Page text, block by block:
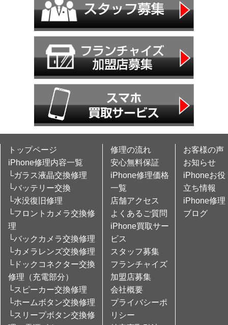
トップページ
iPhone修理内容一覧
└ガラス液晶交換修理
└バッテリー交換
└水没復旧修理
└フロントカメラ交換修
理
└バックカメラ交換修理
└カメラレンズ交換修理
└ドックコネクター交換
修理（充電部分）
└スピーカー交換修理
└ホームボタン交換修理
└スリープボタン交換修
修理の流れ
安心無料保証
iPhone修理価格
一覧
店舗アクセス
よくあるご質問
iPhone買取サー
ビス
スタッフ募集
フランチャイズ
加盟店募集
会社概要
プライバシーポ
リシー
お客様の声
お知らせ
iPhoneお役
立ち情報
iPhone修理
ブログ